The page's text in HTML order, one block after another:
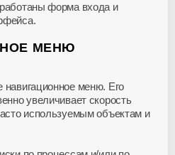
форма входа и
МЕНЮ
навигационное меню. Его
увеличивает скорость
используемым объектам и